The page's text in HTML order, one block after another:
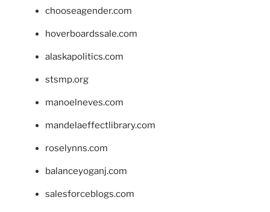
chooseagender.com
hoverboardssale.com
alaskapolitics.com
stsmp.org
manoelneves.com
mandelaeffectlibrary.com
roselynns.com
balanceyoganj.com
salesforceblogs.com